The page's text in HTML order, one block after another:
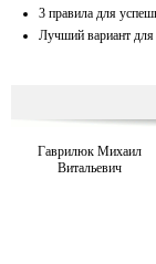
3 правила для
Лучший вариант
Гаврилюк Михаил
Витальевич